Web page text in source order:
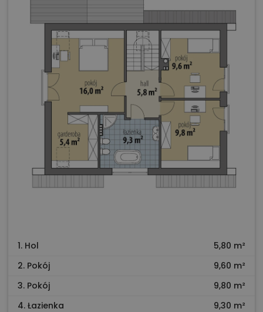
1. Hol
5,80 m²
2. Pokój
9,60 m²
3. Pokój
9,80 m²
4. Łazienka
9,30 m²